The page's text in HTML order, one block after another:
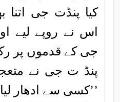
کیا پنڈت جی اتنا
اس نے روپے لیے
جی کے قدموں پر
پنڈ ت جی نے
’’کسی سے ادھار لیا